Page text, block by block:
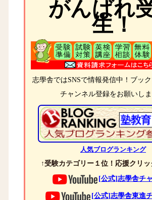
がんばれ
生！
志學舎ではSNSで情報発信中！ブック
チャンネル登録をお願いしま
人気ブログランキング
↑受験カテゴリー１位！応援クリッ
[公式]志學舎チ
[公式]志學舎東進